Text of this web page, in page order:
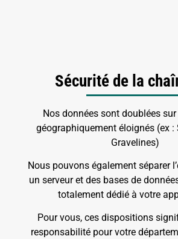
Sécurité de la
Nos données sont doublées sur
géographiquement éloignés (ex :
Gravelines)
Nous pouvons également séparer
un serveur et des bases de
totalement dédié à votre
Pour vous, ces dispositions
responsabilité pour votre